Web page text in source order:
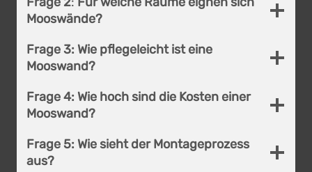
Mooswände?
Frage 3: Wie pflegeleicht ist eine
Mooswand?
Frage 4: Wie hoch sind die Kosten einer
Mooswand?
Frage 5: Wie sieht der Montage­prozess
aus?